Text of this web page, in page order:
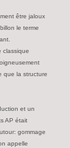
être jaloux
le terme
classique
que la structure
et un
AP était
gommage
appelle